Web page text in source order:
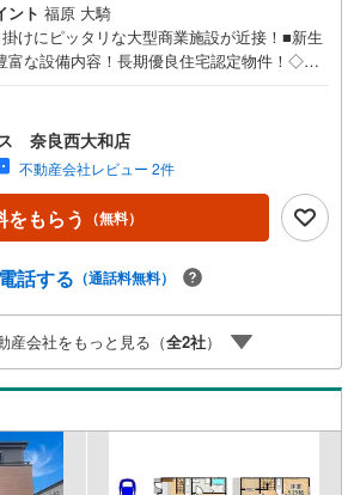
ント 福原 大騎
けにピッタリな大型商業施設が近接！■新生
富な設備内容！長期優良住宅認定物件！◇ご
ご見学可！・今から見たい！というお声にも
す！◇住宅ローンもお任せください！◇・提
り（地方銀行・都市銀行・信用金庫etc）・優
0.875％～（審査内容により異なります）---
不動産キャンペーン対象店舗 ◇◇ ----当店で
ただくとPayPayボーナスライトがもらえる
をもらう」「見学予約をする」からエントリ
奈良西大和店
不動産会社レビュー 2件
をもらう （無料）
電話する （通話料無料）
産会社をもっと見る（全2社）